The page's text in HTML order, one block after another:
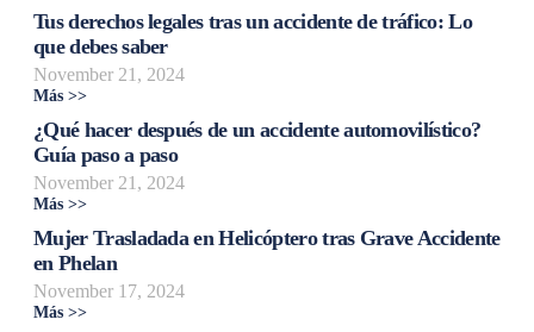
Tus derechos legales tras un accidente de tráfico: Lo
que debes saber
November 21, 2024
Más >>
¿Qué hacer después de un accidente automovilístico?
Guía paso a paso
November 21, 2024
Más >>
Mujer Trasladada en Helicóptero tras Grave Accidente
en Phelan
November 17, 2024
Más >>